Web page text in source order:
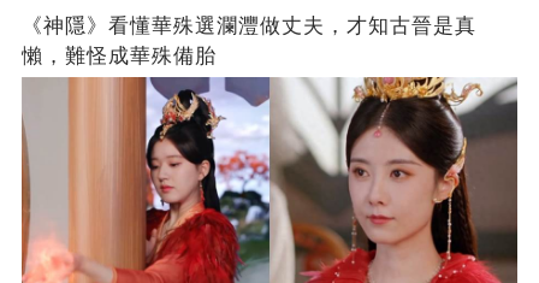
《神隱》看懂華殊選瀾灃做丈夫，才知古晉是真
懶，難怪成華殊備胎